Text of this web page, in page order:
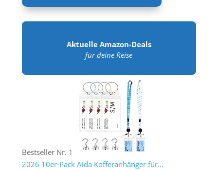
Aktuelle Amazon-Deals
für deine Reise
Bestseller Nr. 1
2026 10er-Pack Aida Kofferanhänger für...